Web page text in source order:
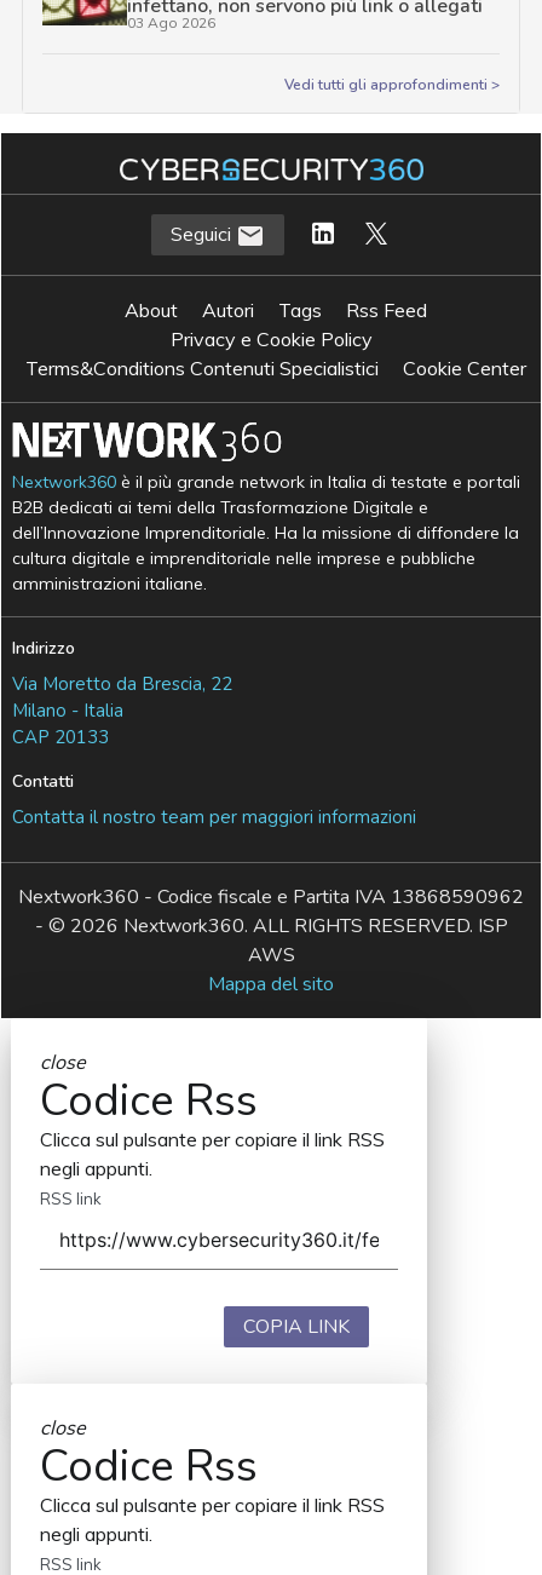
infettano, non servono più link o allegati
03 Ago 2026
Vedi tutti gli approfondimenti >
Seguici
About Autori Tags
Rss Feed
Privacy e Cookie Policy
Terms&Conditions Contenuti Specialistici
Cookie Center
Nextwork360 è il più grande network in Italia di testate e portali
B2B dedicati ai temi della Trasformazione Digitale e
dell’Innovazione Imprenditoriale. Ha la missione di diffondere la
cultura digitale e imprenditoriale nelle imprese e pubbliche
amministrazioni italiane.
Indirizzo
Via Moretto da Brescia, 22
Milano - Italia
CAP 20133
Contatti
Contatta il nostro team per maggiori informazioni
Nextwork360 - Codice fiscale e Partita IVA 13868590962
- © 2026 Nextwork360. ALL RIGHTS RESERVED. ISP
AWS
Mappa del sito
close
Codice Rss
Clicca sul pulsante per copiare il link RSS
negli appunti.
RSS link
COPIA LINK
close
Codice Rss
Clicca sul pulsante per copiare il link RSS
negli appunti.
RSS link